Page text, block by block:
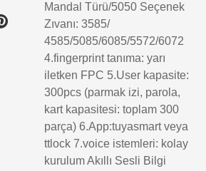
Mandal Türü/5050 Seçenek
Zıvanı: 3585/
4585/5085/6085/5572/6072
4.fingerprint tanıma: yarı
iletken FPC 5.User kapasite:
300pcs (parmak izi, parola,
kart kapasitesi: toplam 300
parça) 6.App:tuyasmart veya
ttlock 7.voice istemleri: kolay
kurulum Akıllı Sesli Bilgi